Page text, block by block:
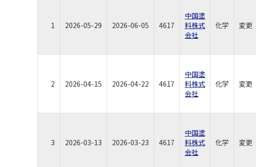
1 2026-05-29 2026-06-05 4617
中国塗
料株式
会社
化学 変更
2 2026-04-15 2026-04-22 4617
中国塗
料株式
会社
化学 変更
3 2026-03-13 2026-03-23 4617
中国塗
料株式
会社
化学 変更